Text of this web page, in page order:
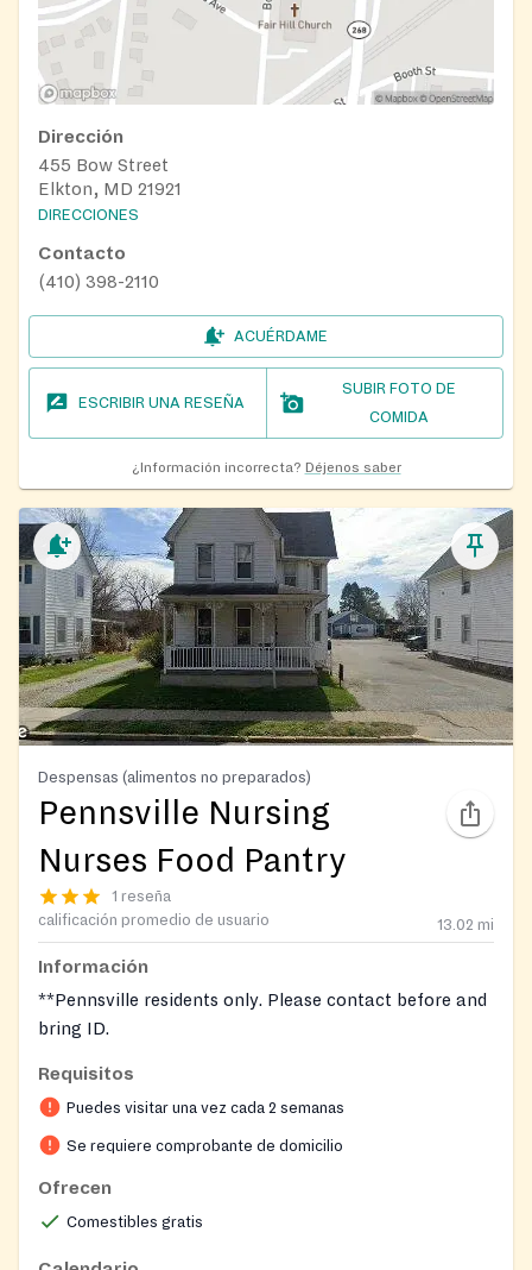
Dirección
455 Bow Street
Elkton, MD 21921
DIRECCIONES
Contacto
(410) 398-2110
ACUÉRDAME
ESCRIBIR UNA RESEÑA
SUBIR FOTO DE
COMIDA
¿Información incorrecta? Déjenos saber
Despensas (alimentos no preparados)
Pennsville Nursing
Nurses Food Pantry
1 reseña
calificación promedio de usuario
13.02 mi
Información
**Pennsville residents only. Please contact before and
bring ID.
Requisitos
Puedes visitar una vez cada 2 semanas
Se requiere comprobante de domicilio
Ofrecen
Comestibles gratis